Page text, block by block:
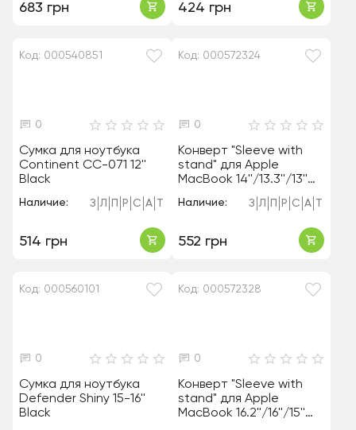
683 грн 424 грн
Код: 000540851
0
Сумка для ноутбука
Continent CC-071 12''
Black
Наличие: З Л Р С А
514 грн
Код: 000572324
0
Конверт "Sleeve with
stand" для Apple
MacBook 14''/13.3''/13''
Наличие: З Л Р С А
552 грн
Код: 000560101
0
Сумка для ноутбука
Defender Shiny 15-16''
Black
Код: 000572328
0
Конверт "Sleeve with
stand" для Apple
MacBook 16.2''/16''/15''